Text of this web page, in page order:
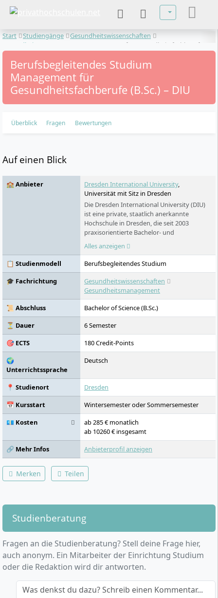
Sprache
Start Studiengänge
Gesundheitswissenschaften
Gesundheitsmanagement
Management für Gesundheitsfachberufe
Berufsbegleitendes Studium
Management für
Gesundheitsfachberufe (B.Sc.) – DIU
Überblick Fragen Bewertungen
Auf einen Blick
🏫 Anbieter Dresden International University,
Universität mit Sitz in Dresden
Die Dresden International University (DIU)
ist eine private, staatlich anerkannte
Hochschule in Dresden, die seit 2003
praxisorientierte Bachelor- und
Masterstudiengänge anbietet. Als Tochter
der TU Dresden Aktiengesellschaft
kooperiert sie eng mit der TU Dresden und
bietet Studiengänge in den Bereichen
Gesundheitswesen, Medizin, Management
und Ingenieurwesen an. Die DIU setzt auf
personalisierte Betreuung und kleine
Lerngruppen, um Studierende auf den
globalen Arbeitsmarkt vorzubereiten. Mit
einem breiten Netzwerk an Partnern und
praktischen Lernorten verbindet die DIU
wissenschaftliche Kompetenz mit
praxisnaher Ausbildung.
Alles anzeigen
📋 Studienmodell
Berufsbegleitendes Studium
🎓 Fachrichtung
Gesundheitswissenschaften
Gesundheitsmanagement
📜 Abschluss
Bachelor of Science (B.Sc.)
⏳ Dauer
6 Semester
🎯 ECTS
180 Credit-Points
🌍
Unterrichtssprache
Deutsch
📍 Studienort
Dresden
📅 Kursstart
Wintersemester oder Sommersemester
💶 Kosten
ab 285 € monatlich
ab 10260 € insgesamt
🔗 Mehr Infos
Anbieterprofil anzeigen
Merken Teilen
Studienberatung
Fragen an die Studienberatung? Stell deine Frage hier,
auch anonym. Ein Mitarbeiter der Einrichtung Studium
oder die Redaktion wird dir antworten.
Was denkst du dazu? Schreib einen Kommentar...